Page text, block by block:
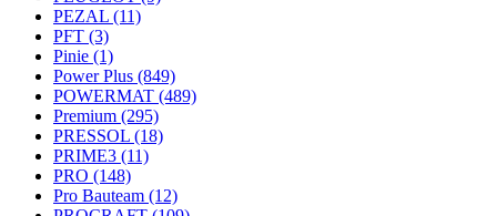
PEZAL (11)
PFT (3)
Pinie (1)
Power Plus (849)
POWERMAT (489)
Premium (295)
PRESSOL (18)
PRIME3 (11)
PRO (148)
Pro Bauteam (12)